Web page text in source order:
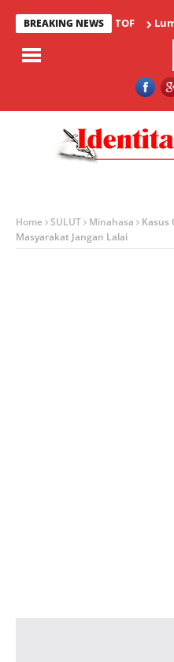
BREAKING NEWS Lumenta
Home SULUT Minahasa
Kasus
Masyarakat Jangan Lalai